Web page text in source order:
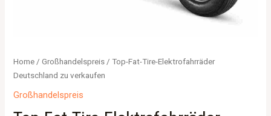
Home /Großhandelspreis / Top-Fat-Tire-Elektrofahrräder
Deutschland zu verkaufen
Großhandelspreis